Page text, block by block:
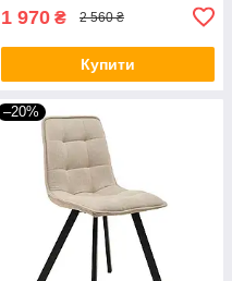
1 970 ₴ 2 560 ₴
Купити
–20%